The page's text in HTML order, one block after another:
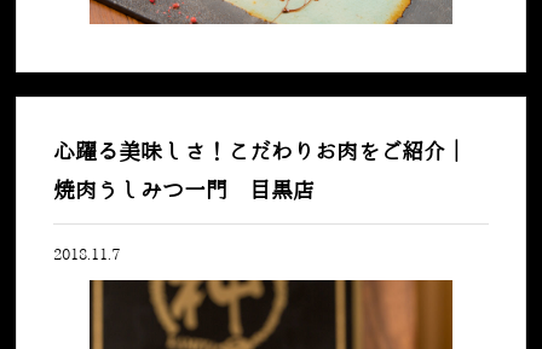
心躍る美味しさ！こだわりお肉をご紹介｜
焼肉うしみつ一門 目黒店
2018.11.7